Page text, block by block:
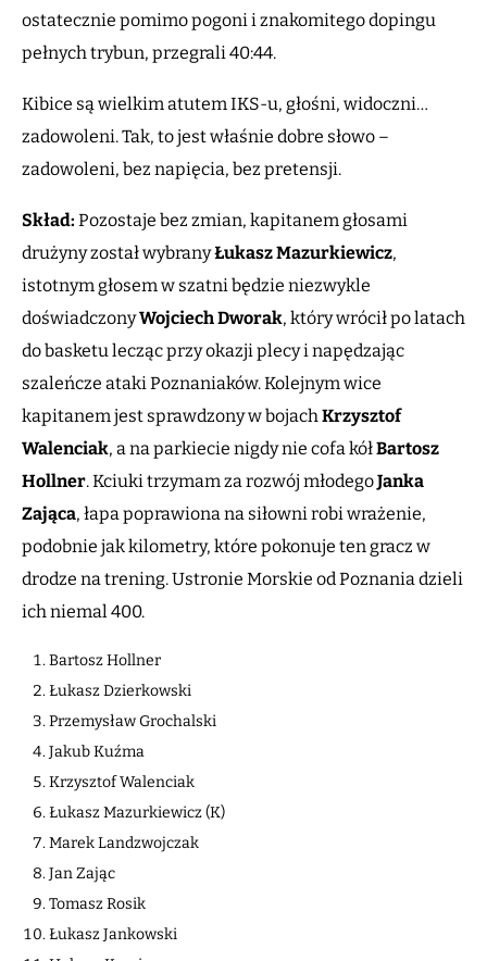
ostatecznie pomimo pogoni i znakomitego dopingu
pełnych trybun, przegrali 40:44.
Kibice są wielkim atutem IKS-u, głośni, widoczni…
zadowoleni. Tak, to jest właśnie dobre słowo –
zadowoleni, bez napięcia, bez pretensji.
Skład: Pozostaje bez zmian, kapitanem głosami
drużyny został wybranyŁukasz Mazurkiewicz,
istotnym głosem w szatni będzie niezwykle
doświadczonyWojciech Dworak, który wrócił po latach
do basketu lecząc przy okazji plecy i napędzając
szaleńcze ataki Poznaniaków. Kolejnym wice
kapitanem jest sprawdzony w bojachKrzysztof
Walenciak, a na parkiecie nigdy nie cofa kółBartosz
Hollner. Kciuki trzymam za rozwój młodegoJanka
Zająca, łapa poprawiona na siłowni robi wrażenie,
podobnie jak kilometry, które pokonuje ten gracz w
drodze na trening. Ustronie Morskie od Poznania dzieli
ich niemal 400.
Bartosz Hollner
Łukasz Dzierkowski
Przemysław Grochalski
Jakub Kuźma
Krzysztof Walenciak
Łukasz Mazurkiewicz (K)
Marek Landzwojczak
Jan Zając
Tomasz Rosik
Łukasz Jankowski